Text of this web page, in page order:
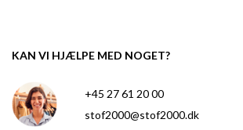
KAN VI HJÆLPE MED NOGET?
+45 27 61 20 00
stof2000@stof2000.dk